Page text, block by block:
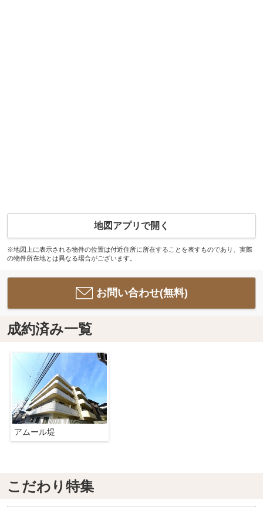
地図アプリで開く
※地図上に表示される物件の位置は付近住所に所在することを表すものであり、実際
の物件所在地とは異なる場合がございます。
お問い合わせ(無料)
成約済み一覧
アムール堤
こだわり特集